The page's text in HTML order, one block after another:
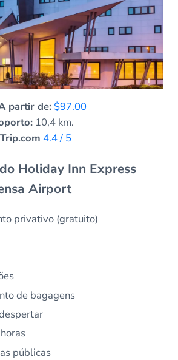
partir de: $97.00
10,4 km.
4.4 / 5
Holiday Inn Express
Airport
privativo (gratuito)
de bagagens
públicas